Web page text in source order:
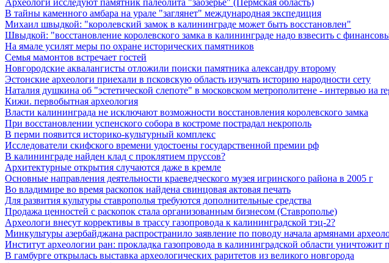
В тайны каменного амбара на урале "заглянет" международная экспедиция
Михаил швыдкой: "королевский замок в калининграде может быть восстановлен"
Швыдкой: "восстановление королевского замка в калининграде надо взвесить с
На ямале усилят меры по охране исторических памятников
Семья мамонтов встречает гостей
Новгородские аквалангисты отложили поиски памятника александру второму
Эстонские археологи приехали в псковскую область изучать историю народности сету
Наталия душкина об "эстетической слепоте" в московском метрополитене - интервью иа
Кижи. первобытная археология
Власти калининграда не исключают возможности восстановления королевского замка
При восстановлении успенского собора в костроме пострадал некрополь
В перми появится историко-культурный комплекс
Исследователи скифского времени удостоены государственной премии рф
В калининграде найден клад с проклятием пруссов?
Архитектурные открытия случаются даже в кремле
Основные направления деятельности краеведческого музея игринского района в 2005 г
Во владимире во время раскопок найдена свинцовая актовая печать
Для развития культуры ставрополья требуются дополнительные средства
Продажа ценностей с раскопок стала организованным бизнесом (Ставрополье)
Археологи внесут коррективы в трассу газопровода к калининградской тэц-2?
Минкультуры азеpбайджана распространило заявление по поводу начала аpмянами
Институт археологии ран: прокладка газопровода в калининградской области
В гамбурге открылась выставка археологических раритетов из великого новгорода